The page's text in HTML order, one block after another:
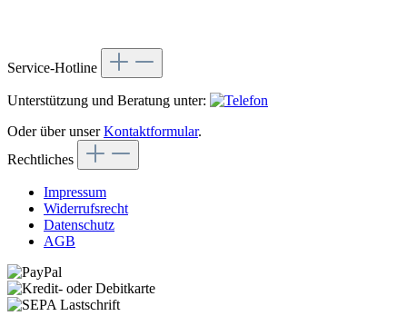
Service-Hotline
Unterstützung und Beratung unter:
Oder über unserKontaktformular.
Rechtliches
Impressum
Widerrufsrecht
Datenschutz
AGB